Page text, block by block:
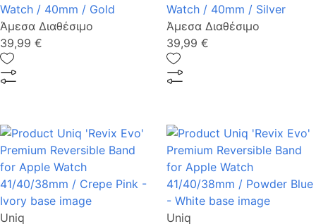
Watch / 40mm / Gold
Άμεσα Διαθέσιμο
39,99 €
Watch / 40mm / Silver
Άμεσα Διαθέσιμο
39,99 €
Uniq
Uniq